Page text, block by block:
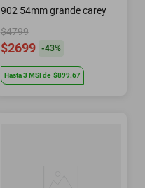
902 54mm grande carey
$4799
$2699 -43%
Hasta3 MSIde $899.67